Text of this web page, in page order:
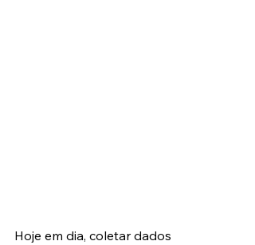
Hoje em dia, coletar dados